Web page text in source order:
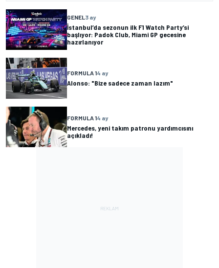
GENEL3 ay
İstanbul’da sezonun ilk F1 Watch Party’si
başlıyor: Padok Club, Miami GP gecesine
hazırlanıyor
FORMULA 14 ay
Alonso: "Bize sadece zaman lazım"
FORMULA 14 ay
Mercedes, yeni takım patronu yardımcısını
açıkladı!